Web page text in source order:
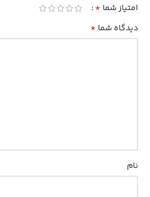
امتیاز شما *
دیدگاه شما *
نام